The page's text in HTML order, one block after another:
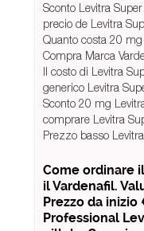
Sconto Levitra
precio de Levitra
Quanto costa 20
Compra Marca
Il costo di Levitra
generico Levitra
Sconto 20 mg
comprare Levitra
Prezzo basso
Come ordinare
il Vardenafil.
Prezzo da
Professional